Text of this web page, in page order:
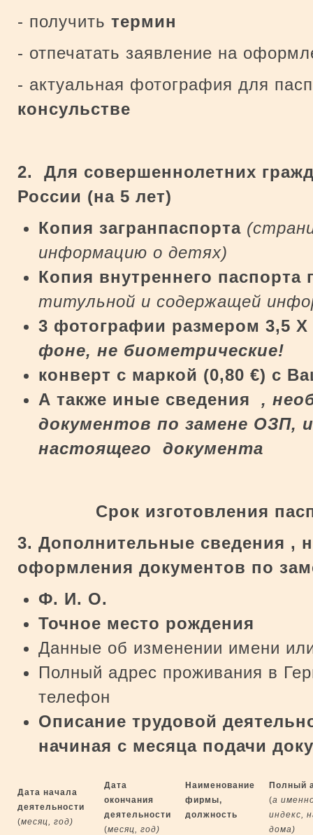
- получить термин
- отпечатать заявление на
- актуальная фотография для
консульстве
2. Для совершеннолетних
России (на 5 лет)
Копия загранпаспорта
информацию о детях)
Копия внутреннего паспорта
титульной и содержащей
3 фотографии размером 3,5 Х
фоне, не биометрические!
конверт c маркой (0,80 €) с
А также иные сведения ,
документов по замене ОЗП,
настоящего документа
Срок изготовления
3. Дополнительные сведения ,
оформления документов по
Ф. И. О.
Точное место рождения
Данные об изменении имени
Полный адрес проживания в
телефон
Описание трудовой
начиная с месяца подачи
Дата начала
деятельности
(месяц, год)
Дата
окончания
деятельности
(месяц, год)
Наименование
фирмы,
должность
Полный
(а
индекс,
дома)